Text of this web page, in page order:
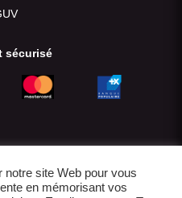
sécurisé
site Web pour vous
en mémorisant vos